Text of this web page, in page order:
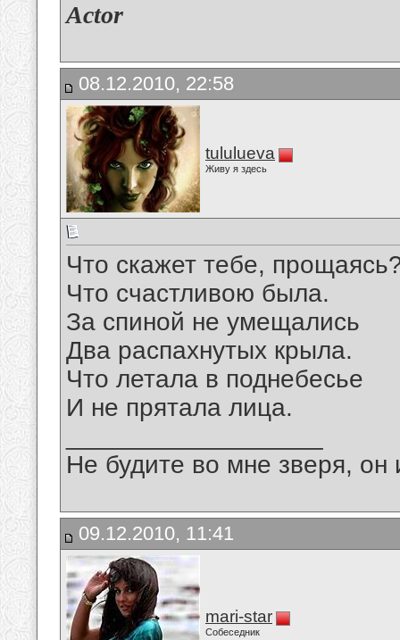
Actor
08.12.2010, 22:58
tululueva
Живу я здесь
Что скажет тебе,
Что счастливою была.
За спиной не умещались
Два распахнутых крыла.
Что летала в поднебесье
И не прятала лица.
Не будите во мне зверя, он
09.12.2010, 11:41
mari-star
Собеседник